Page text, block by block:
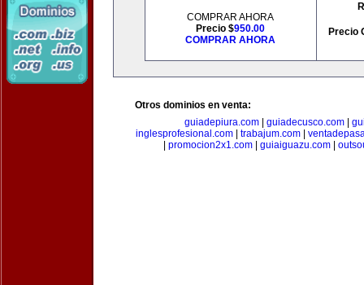
COMPRAR AHORA
Precio $950.00
COMPRAR AHORA
Precio
Otros dominios en venta:
guiadepiura.com| guiadecusco.com|
inglesprofesional.com| trabajum.com|
promocion2x1.com guiaiguazu.com